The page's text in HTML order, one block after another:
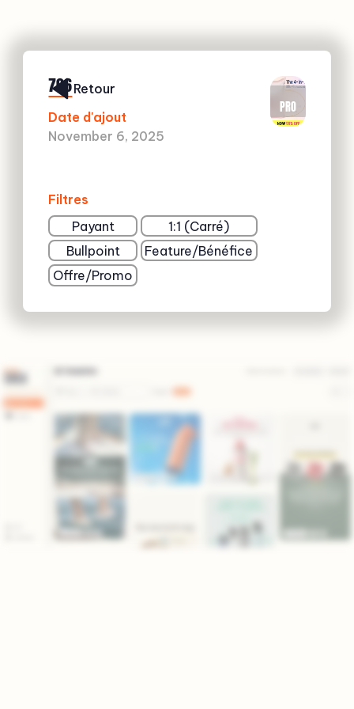
706
Date d'ajout
November 6, 2025
Filtres
Payant
1:1 (Carré)
Bullpoint
Feature/Bénéfice
Offre/Promo
PRO
Retour